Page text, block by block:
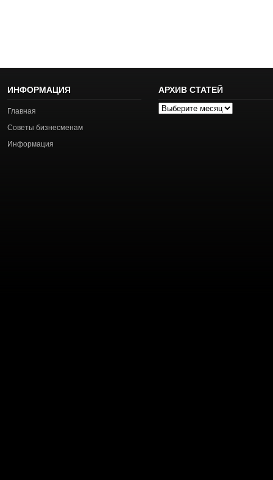
ИНФОРМАЦИЯ
Главная
Советы бизнесменам
Информация
АРХИВ СТАТЕЙ
Архив